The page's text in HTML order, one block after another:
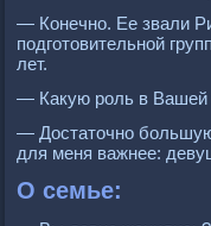
— Конечно. Ее звали
подготовительной
лет.
— Какую роль в Вашей
— Достаточно
для меня важнее:
О семье: